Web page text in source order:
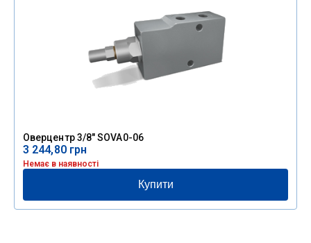
Оверцентр 3/8″ SOVA0-06
3 244,80 грн
Немає в наявності
Купити